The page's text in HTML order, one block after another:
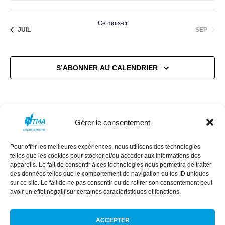
Gérer le consentement
Pour offrir les meilleures expériences, nous utilisons des technologies
telles que les cookies pour stocker et/ou accéder aux informations des
appareils. Le fait de consentir à ces technologies nous permettra de traiter
des données telles que le comportement de navigation ou les ID uniques
sur ce site. Le fait de ne pas consentir ou de retirer son consentement peut
avoir un effet négatif sur certaines caractéristiques et fonctions.
ACCEPTER
JUIL
Ce mois-ci
SEP
S’ABONNER AU CALENDRIER
MISSION CONSEIL D’ADMINISTRATION
COMMANDITAIRES ÉVÈNEMENTS
NEXT GEN RÉSEAU DES FEMMES